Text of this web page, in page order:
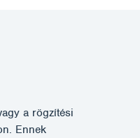
a rögzítési
Ennek